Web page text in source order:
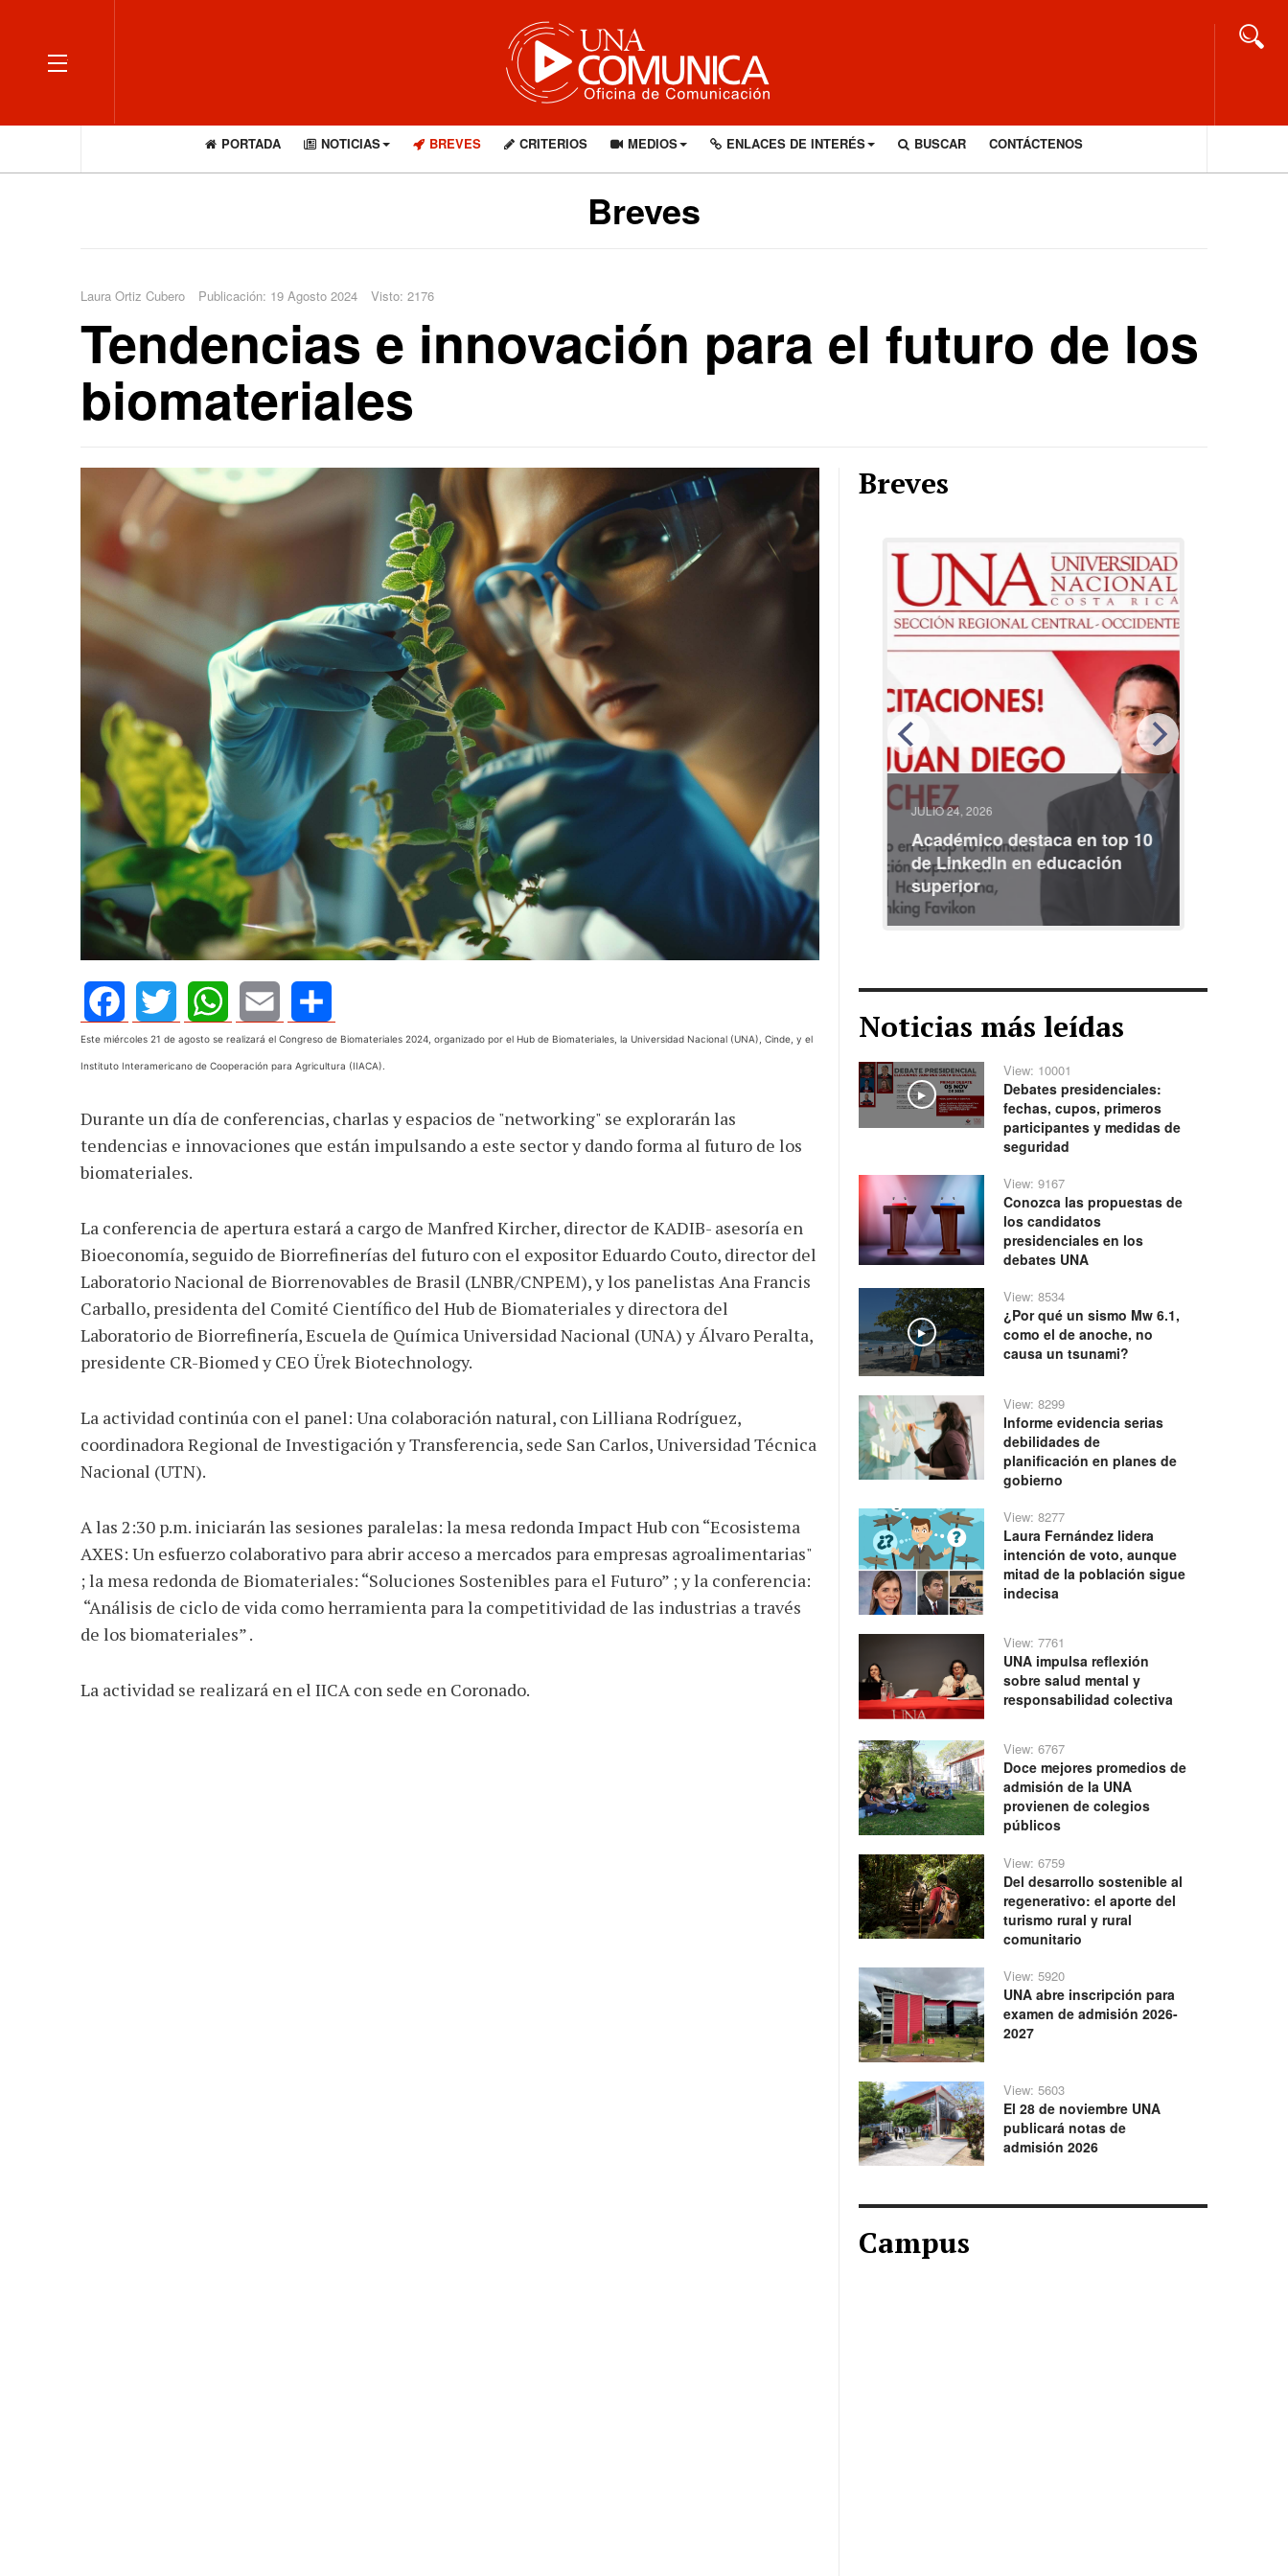
OFF CANVAS
PORTADA NOTICIAS BREVES CRITERIOS MEDIOS ENLACES DE INTERÉS BUSCAR CONTÁCTENOS
Breves
Laura Ortiz Cubero Publicación: 19 Agosto 2024 Visto: 2176
Tendencias e innovación para el futuro de los
biomateriales
FacebookTwitterWhatsApp
Email Share
Este miércoles 21 de agosto se realizará el Congreso de Biomateriales 2024, organizado por el Hub de Biomateriales, la Universidad Nacional (UNA), Cinde, y el
Instituto Interamericano de Cooperación para Agricultura (IIACA).
Durante un día de conferencias, charlas y espacios de "networking" se explorarán las
tendencias e innovaciones que están impulsando a este sector y dando forma al futuro de los
biomateriales.
La conferencia de apertura estará a cargo de Manfred Kircher, director de KADIB- asesoría en
Bioeconomía, seguido de Biorrefinerías del futuro con el expositor Eduardo Couto, director del
Laboratorio Nacional de Biorrenovables de Brasil (LNBR/CNPEM), y los panelistas Ana Francis
Carballo, presidenta del Comité Científico del Hub de Biomateriales y directora del
Laboratorio de Biorrefinería, Escuela de Química Universidad Nacional (UNA) y Álvaro Peralta,
presidente CR-Biomed y CEO Ürek Biotechnology.
La actividad continúa con el panel: Una colaboración natural, con Lilliana Rodríguez,
coordinadora Regional de Investigación y Transferencia, sede San Carlos, Universidad Técnica
Nacional (UTN).
A las 2:30 p.m. iniciarán las sesiones paralelas: la mesa redonda Impact Hub con “Ecosistema
AXES: Un esfuerzo colaborativo para abrir acceso a mercados para empresas agroalimentarias"
; la mesa redonda de Biomateriales: “Soluciones Sostenibles para el Futuro” ; y la conferencia:
“Análisis de ciclo de vida como herramienta para la competitividad de las industrias a través
de los biomateriales” .
La actividad se realizará en el IICA con sede en Coronado.
Breves
AGOSTO 05, 2026
Consejo Universitario llama a
defender la democracia
Rechazo al reparto desigual
de ganancias es mayor
cuando hubo esfuerzo
JULIO 24, 2026
Académico destaca en top 10
de LinkedIn en educación
superior
Noticias más leídas
Play
View: 10001
Debates presidenciales:
fechas, cupos, primeros
participantes y medidas de
seguridad
View: 9167
Conozca las propuestas de
los candidatos
presidenciales en los
debates UNA
Play
View: 8534
¿Por qué un sismo Mw 6.1,
como el de anoche, no
causa un tsunami?
View: 8299
Informe evidencia serias
debilidades de
planificación en planes de
gobierno
View: 8277
Laura Fernández lidera
intención de voto, aunque
mitad de la población sigue
indecisa
View: 7761
UNA impulsa reflexión
sobre salud mental y
responsabilidad colectiva
View: 6767
Doce mejores promedios de
admisión de la UNA
provienen de colegios
públicos
View: 6759
Del desarrollo sostenible al
regenerativo: el aporte del
turismo rural y rural
comunitario
View: 5920
UNA abre inscripción para
examen de admisión 2026-
2027
View: 5603
El 28 de noviembre UNA
publicará notas de
admisión 2026
Campus